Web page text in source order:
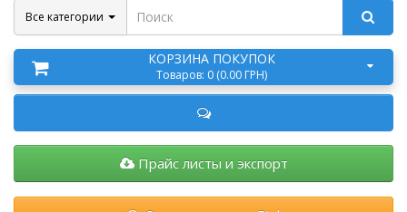
Все категории
КОРЗИНА ПОКУПОК
Товаров: 0 (0.00 ГРН)
Прайс листы и экспорт